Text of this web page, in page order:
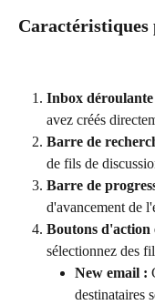
Caractéristiques
Inbox déroulante
avez créés
Barre de
de fils de
Barre de
d'avancement de
Boutons d'action
sélectionnez des
New email :
destinataires